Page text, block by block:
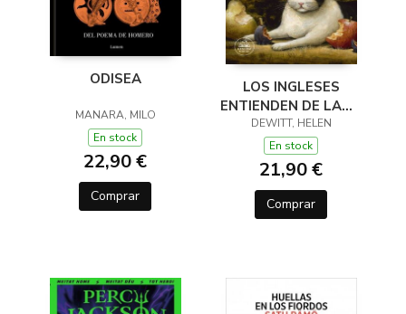
ODISEA
MANARA, MILO
En stock
22,90 €
Comprar
LOS INGLESES
ENTIENDEN DE LANA
(Y OTROS TRUCOS)
DEWITT, HELEN
En stock
21,90 €
Comprar